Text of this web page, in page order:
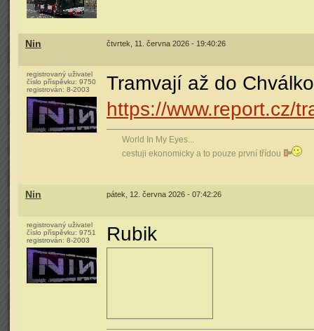
Nin čtvrtek, 11. června 2026 - 19:40:26
registrovaný uživatel
číslo příspěvku: 9750
registrován: 8-2003
Tramvají až do
https://www.report.cz/
World In My Eyes...
cestuji ekonomicky a to pouze první třídou
Nin pátek, 12. června 2026 - 07:42:26
registrovaný uživatel
číslo příspěvku: 9751
registrován: 8-2003 Rubik